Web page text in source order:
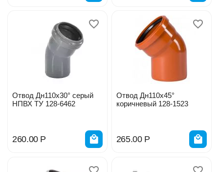
Отвод Дн110х30° серый
НПВХ ТУ 128-6462
260.00 Р
Отвод Дн110х45°
коричневый 128-1523
265.00 Р